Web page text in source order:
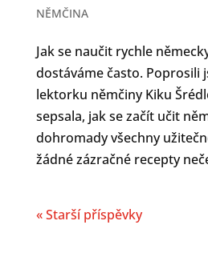
NĚMČINA
Jak se naučit rychle
dostáváme často. Poprosili
lektorku němčiny Kiku
sepsala, jak se začít učit
dohromady všechny
žádné zázračné recepty
« Starší příspěvky